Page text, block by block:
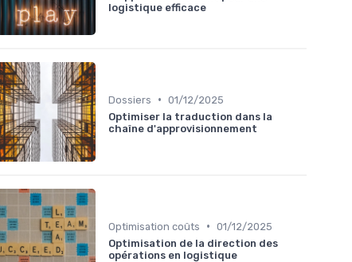
logistique efficace
Dossiers • 01/12/2025
Optimiser la traduction dans la
chaîne d'approvisionnement
Optimisation coûts • 01/12/2025
Optimisation de la direction des
opérations en logistique